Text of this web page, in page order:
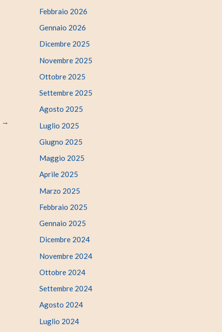
→
Febbraio 2026
Gennaio 2026
Dicembre 2025
Novembre 2025
Ottobre 2025
Settembre 2025
Agosto 2025
Luglio 2025
Giugno 2025
Maggio 2025
Aprile 2025
Marzo 2025
Febbraio 2025
Gennaio 2025
Dicembre 2024
Novembre 2024
Ottobre 2024
Settembre 2024
Agosto 2024
Luglio 2024